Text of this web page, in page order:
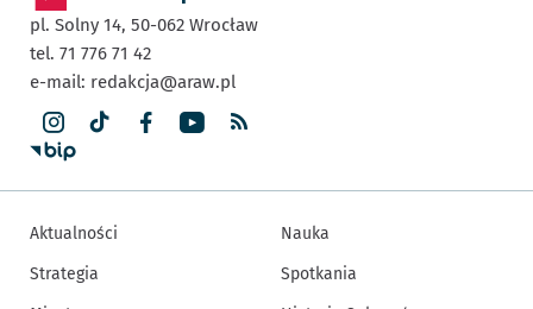
pl. Solny 14, 50-062 Wrocław
tel. 71 776 71 42
e-mail: redakcja@araw.pl
Aktualności
Strategia
Nauka
Spotkania